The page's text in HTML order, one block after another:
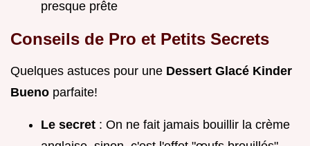
presque prête
Conseils de Pro et Petits Secrets
Quelques astuces pour une Dessert Glacé Kinder
Bueno parfaite!
Le secret : On ne fait jamais bouillir la crème